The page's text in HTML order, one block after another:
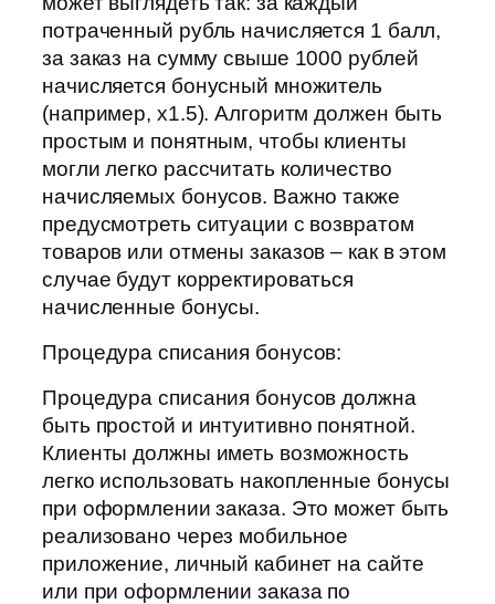
потраченный рубль начисляется 1 балл,
за заказ на сумму свыше 1000 рублей
начисляется бонусный множитель
(например, x1.5). Алгоритм должен быть
простым и понятным, чтобы клиенты
могли легко рассчитать количество
начисляемых бонусов. Важно также
предусмотреть ситуации с возвратом
товаров или отмены заказов – как в этом
случае будут корректироваться
начисленные бонусы.
Процедура списания бонусов:
Процедура списания бонусов должна
быть простой и интуитивно понятной.
Клиенты должны иметь возможность
легко использовать накопленные бонусы
при оформлении заказа. Это может быть
реализовано через мобильное
приложение, личный кабинет на сайте
или при оформлении заказа по